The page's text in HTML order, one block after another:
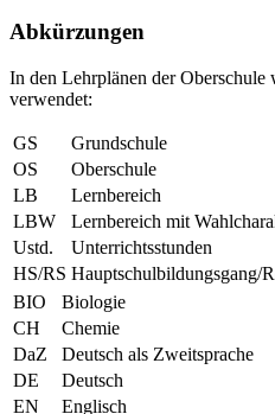
Abkürzungen
In den Lehrplänen der
verwendet:
GS
Grundschule
OS
Oberschule
LB
Lernbereich
LBW
Lernbereich mit
Ustd.
Unterrichtsstunden
HS/RS Hauptschulbildungsgang/
BIO
Biologie
CH
Chemie
DaZ
Deutsch als Zweitsprache
DE
Deutsch
EN
Englisch